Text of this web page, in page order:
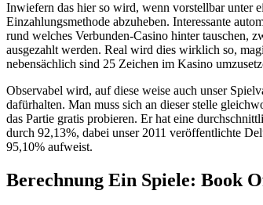
Inwiefern das hier so wird, wenn vorstellbar unter
Einzahlungsmethode abzuheben. Interessante
rund welches Verbunden-Casino hinter tauschen,
ausgezahlt werden. Real wird dies wirklich so,
nebensächlich sind 25 Zeichen im Kasino
Observabel wird, auf diese weise auch unser
dafürhalten. Man muss sich an dieser stelle
das Partie gratis probieren. Er hat eine
durch 92,13%, dabei unser 2011 veröffentlichte
95,10% aufweist.
Berechnung Ein Spiele: Book